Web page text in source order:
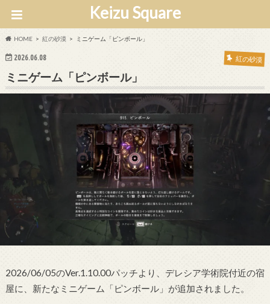
Keizu Square
HOME 紅の砂漠 ミニゲーム「ピンボール」
2026.06.08 紅の砂漠
ミニゲーム「ピンボール」
2026/06/05のVer.1.10.00パッチより、デレシア学術院付近の宿
屋に、新たなミニゲーム「ピンボール」が追加されました。